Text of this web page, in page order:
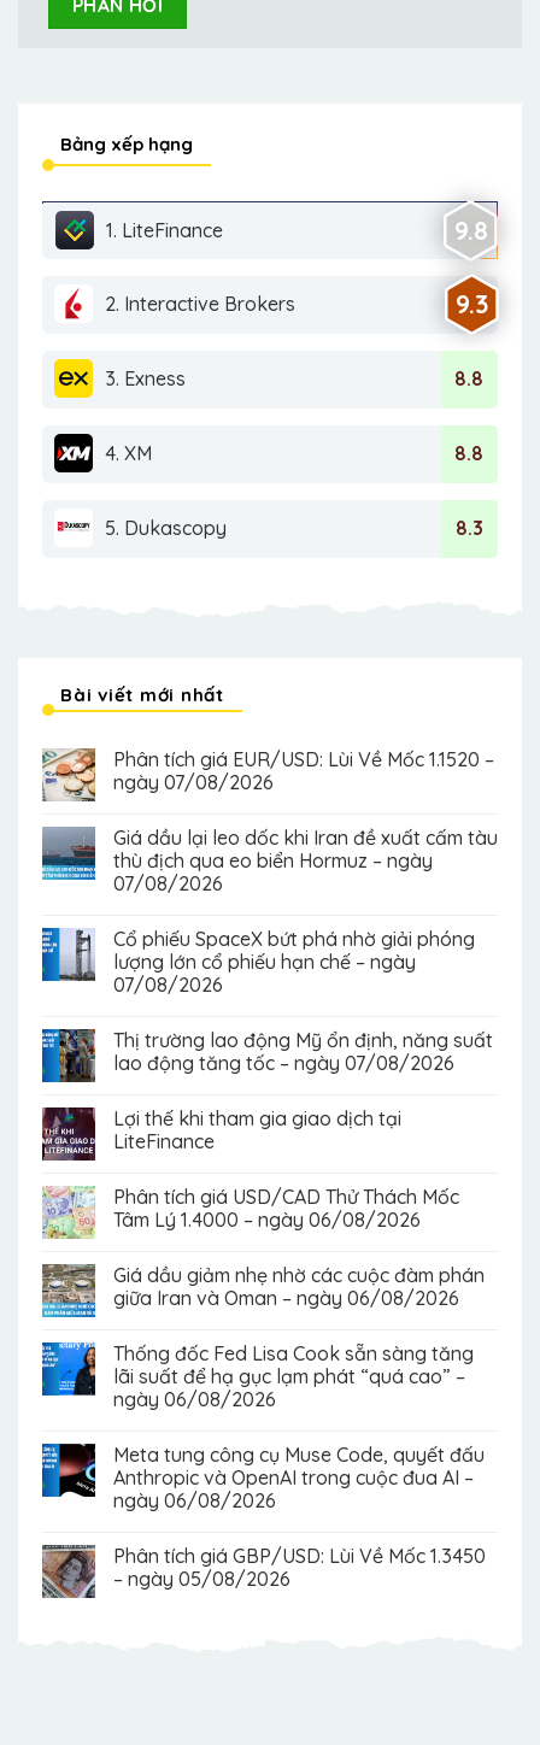
Bảng xếp hạng
1. LiteFinance 9.8
2. Interactive Brokers 9.3
3. Exness 8.8
4. XM 8.8
5. Dukascopy 8.3
Bài viết mới nhất
Phân tích giá EUR/USD: Lùi Về Mốc 1.1520 –
ngày 07/08/2026
Giá dầu lại leo dốc khi Iran đề xuất cấm tàu
thù địch qua eo biển Hormuz – ngày
07/08/2026
Cổ phiếu SpaceX bứt phá nhờ giải phóng
lượng lớn cổ phiếu hạn chế – ngày
07/08/2026
Thị trường lao động Mỹ ổn định, năng suất
lao động tăng tốc – ngày 07/08/2026
Lợi thế khi tham gia giao dịch tại
LiteFinance
Phân tích giá USD/CAD Thử Thách Mốc
Tâm Lý 1.4000 – ngày 06/08/2026
Giá dầu giảm nhẹ nhờ các cuộc đàm phán
giữa Iran và Oman – ngày 06/08/2026
Thống đốc Fed Lisa Cook sẵn sàng tăng
lãi suất để hạ gục lạm phát “quá cao” –
ngày 06/08/2026
Meta tung công cụ Muse Code, quyết đấu
Anthropic và OpenAI trong cuộc đua AI –
ngày 06/08/2026
Phân tích giá GBP/USD: Lùi Về Mốc 1.3450
– ngày 05/08/2026